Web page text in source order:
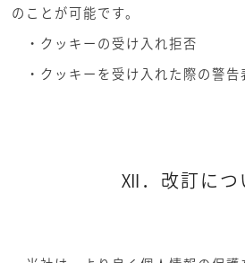
のことが可能です。
・クッキーの受け入れ拒否
・クッキーを受け入れた際の警告
Ⅻ．改訂につ